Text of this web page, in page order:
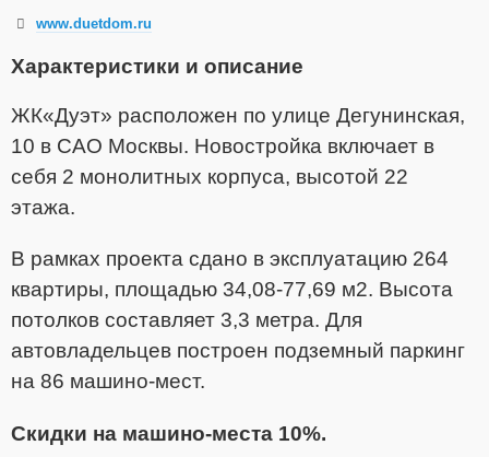
www.duetdom.ru
Характеристики и описание
ЖК«Дуэт» расположен по улице Дегунинская,
10 в САО Москвы. Новостройка включает в
себя 2 монолитных корпуса, высотой 22
этажа.
В рамках проекта сдано в эксплуатацию 264
квартиры, площадью 34,08-77,69 м2. Высота
потолков составляет 3,3 метра. Для
автовладельцев построен подземный паркинг
на 86 машино-мест.
Скидки на машино-места 10%.